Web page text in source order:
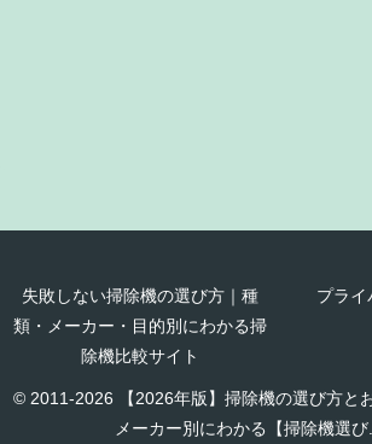
失敗しない掃除機の選び方｜種
類・メーカー・目的別にわかる掃
除機比較サイト
プライ
© 2011-2026 【2026年版】掃除機の選び方と
メーカー別にわかる【掃除機選び